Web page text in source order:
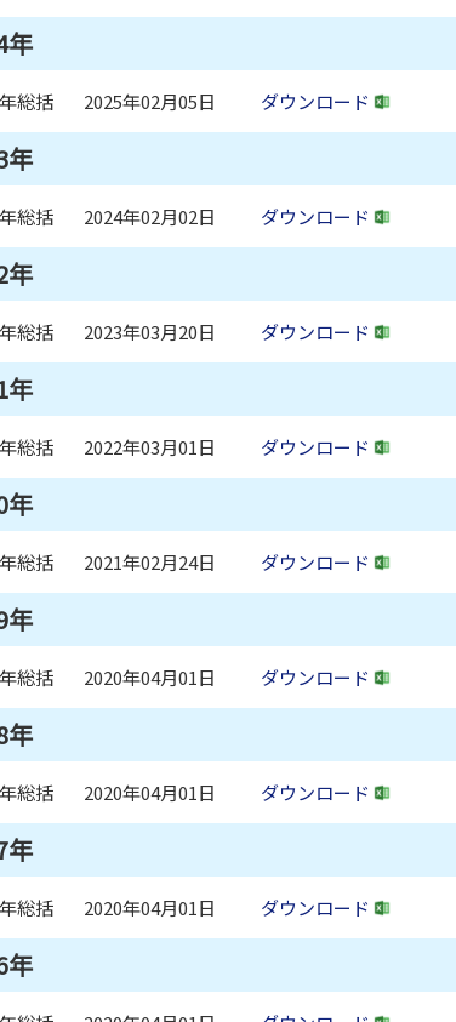
年
総括 2025年02月05日 ダウンロード
年
総括 2024年02月02日 ダウンロード
年
総括 2023年03月20日 ダウンロード
年
総括 2022年03月01日 ダウンロード
年
総括 2021年02月24日 ダウンロード
年
総括 2020年04月01日 ダウンロード
年
総括 2020年04月01日 ダウンロード
年
総括 2020年04月01日 ダウンロード
年